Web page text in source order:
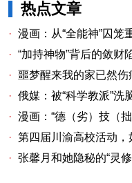
热点文章
· 漫画：从“全能神”囚笼
· “加持神物”背后的敛财
· 噩梦醒来我的家已然伤
· 俄媒：被“科学教派”洗
· 漫画：“德（劣）技（
· 第四届川渝高校活动
· 张馨月和她隐秘的“灵修